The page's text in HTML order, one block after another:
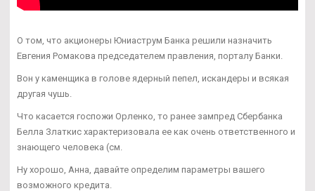
О том, что акционеры Юниаструм Банка решили назначить
Евгения Ромакова председателем правления, порталу Банки.
Вон у каменщика в голове ядерный пепел, искандеры и всякая
другая чушь.
Что касается госпожи Орленко, то ранее зампред Сбербанка
Белла Златкис характеризовала ее как очень ответственного и
знающего человека (см.
Ну хорошо, Анна, давайте определим параметры вашего
возможного кредита.